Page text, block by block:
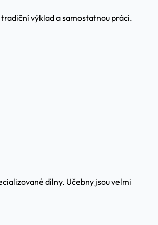
výklad a samostatnou práci.
dílny. Učebny jsou velmi